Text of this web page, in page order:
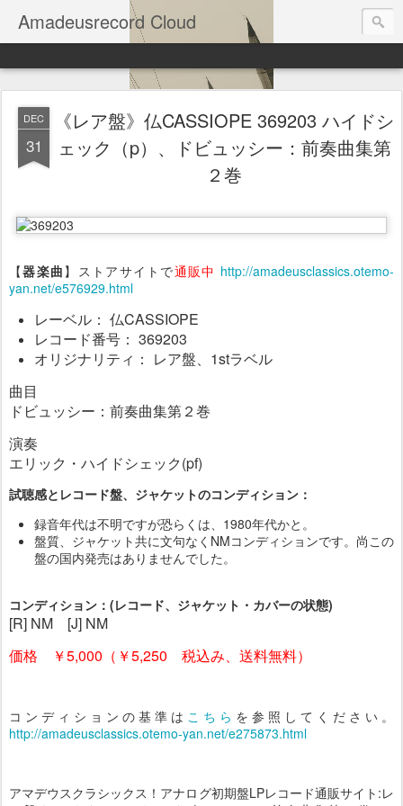
Amadeusrecord Cloud
DEC
31
《レア盤》仏CASSIOPE 369203 ハイドシ
ェック（p）、ドビュッシー：前奏曲集第
２巻
【器楽曲 】ストアサイトで通販中 http://amadeusclassics.otemo-
yan.net/e576929.html
レーベル： 仏CASSIOPE
レコード番号： 369203
オリジナリティ： レア盤、1stラベル
曲目
ドビュッシー：前奏曲集第２巻
演奏
エリック・ハイドシェック(pf)
試聴感とレコード盤、ジャケットのコンディション：
録音年代は不明ですが恐らくは、1980年代かと。
盤質、ジャケット共に文句なくNMコンディションです。尚この
盤の国内発売はありませんでした。
コンディション：(レコード、ジャケット・カバーの状態)
[R] NM [J] NM
価格 ￥5,000（￥5,250 税込み、送料無料）
コンディションの基準は こちら を参照してください。
http://amadeusclassics.otemo-yan.net/e275873.html
アマデウスクラシックス！アナログ初期盤LPレコード通販サイト:レ